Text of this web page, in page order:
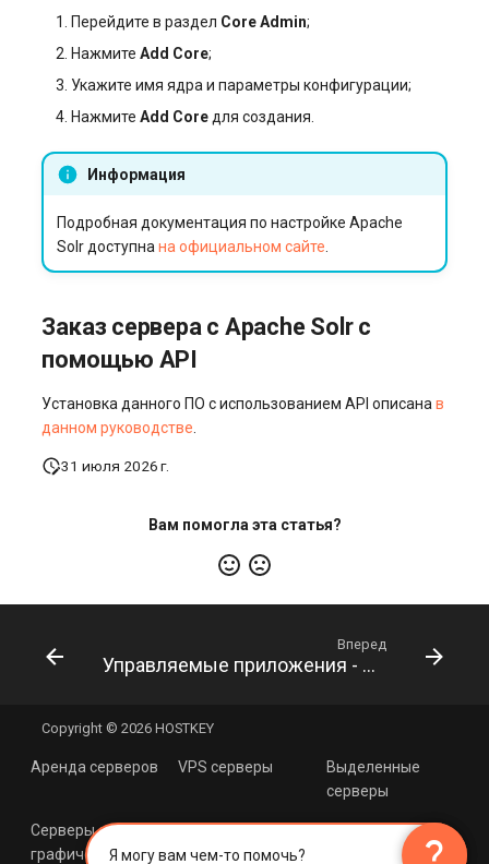
Перейдите в раздел Core Admin;
Нажмите Add Core;
Укажите имя ядра и параметры конфигурации;
Нажмите Add Coreдля создания.
Информация
Подробная документация по настройке Apache
Solr доступна на официальном сайте
Заказ сервера с Apache Solr с
помощью API
Установка данного ПО с использованием API описанав
данном руководстве.
31 июля 2026 г.
Вам помогла эта статья?
Вперед
Управляемые приложения - Element Messenger
Copyright © 2026 HOSTKEY
Аренда серверов VPS серверы
Выделенные
серверы
Серверы с
графическими
Cерверы с
процессорами
Хостинг с Linux
Я могу вам чем-то помочь? question_mark
×